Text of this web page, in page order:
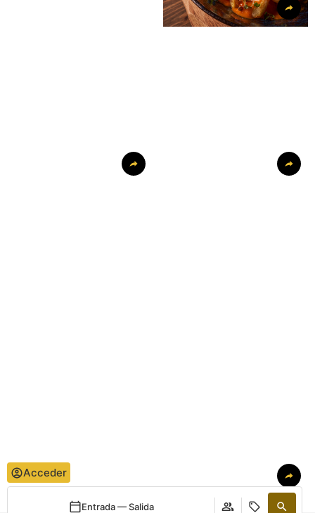
Acceder
Entrada — Salida